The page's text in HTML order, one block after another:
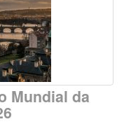
Mundial da